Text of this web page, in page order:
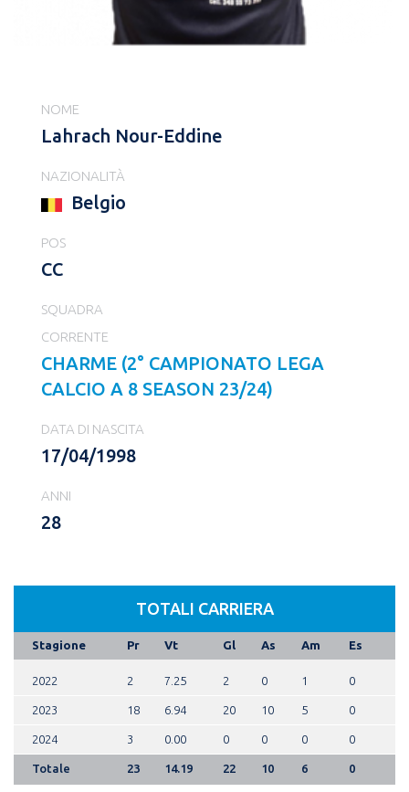
NOME
Lahrach Nour-Eddine
NAZIONALITÀ
Belgio
POS
CC
SQUADRA
CORRENTE
CHARME (2° CAMPIONATO LEGA
CALCIO A 8 SEASON 23/24)
DATA DI NASCITA
17/04/1998
ANNI
28
TOTALI CARRIERA
Stagione Pr Vt Gl As Am Es
2022 2 7.25 2 0 1 0
2023 18 6.94 20 10 5 0
2024 3 0.00 0 0 0 0
Totale 23 14.19 22 10 6 0